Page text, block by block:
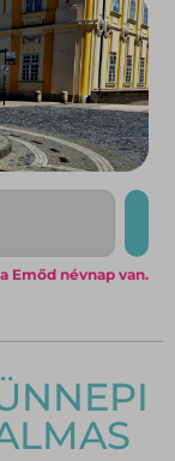
Emőd névnap van.